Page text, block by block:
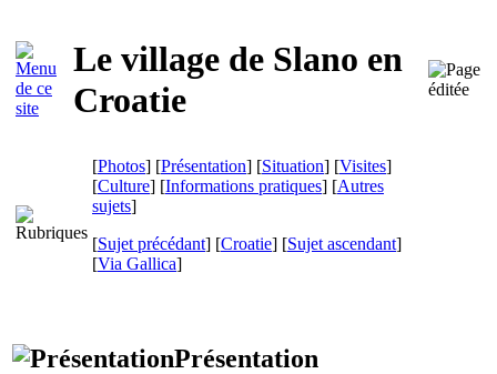
Le village de Slano en
Croatie
[Photos] [Présentation] [Situation] [Visites]
[Culture] [Informations pratiques] [Autres
sujets]
[Sujet précédant] [Croatie] [Sujet ascendant]
[Via Gallica]
Présentation